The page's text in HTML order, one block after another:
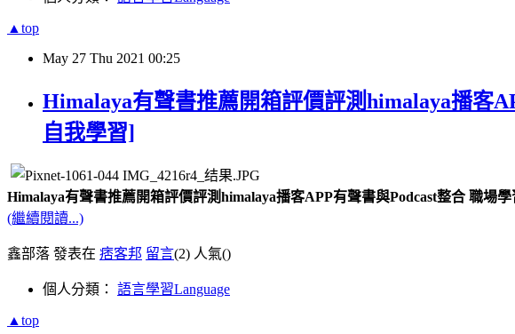
▲top
May 27 Thu 2021 00:25
Himalaya有聲書推薦開箱評價評測himalaya播客
自我學習]
Himalaya有聲書推薦開箱評價評測himalaya播客APP有聲書與Podcast整合 職場
(繼續閱讀...)
鑫部落 發表在 痞客邦 留言(2) 人氣()
個人分類： 語言學習Language
▲top